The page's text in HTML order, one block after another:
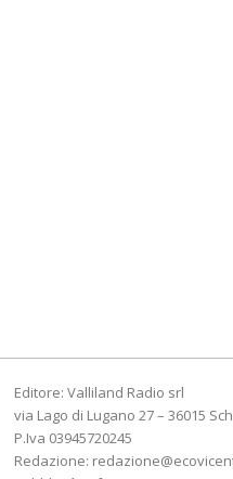
Editore: Valliland Radio srl
via Lago di Lugano 27 – 36015
P.Iva 03945720245
Redazione: